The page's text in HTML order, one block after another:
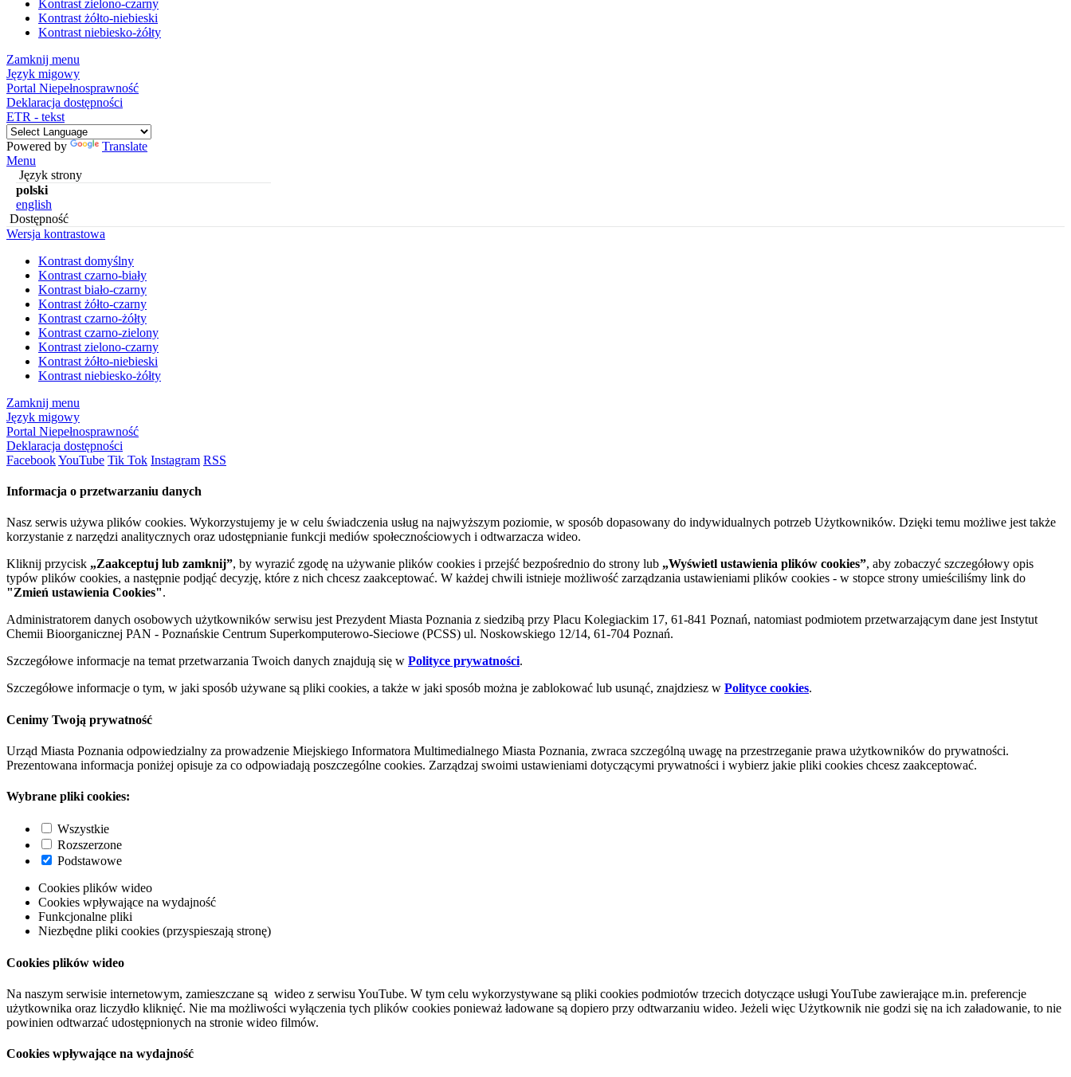
Kontrast zielono-czarny
Kontrast żółto-niebieski
Kontrast niebiesko-żółty
Zamknij menu
Język migowy
Portal Niepełnosprawność
Deklaracja dostępności
ETR - tekst
Powered by
Translate
Menu
Język strony
polski
english
Dostępność
Wersja kontrastowa
Kontrast domyślny
Kontrast czarno-biały
Kontrast biało-czarny
Kontrast żółto-czarny
Kontrast czarno-żółty
Kontrast czarno-zielony
Kontrast zielono-czarny
Kontrast żółto-niebieski
Kontrast niebiesko-żółty
Zamknij menu
Język migowy
Portal Niepełnosprawność
Deklaracja dostępności
FacebookYouTube Tik Tok Instagram RSS
Informacja o przetwarzaniu danych
Nasz serwis używa plików cookies. Wykorzystujemy je w celu świadczenia usług na najwyższym poziomie, w sposób dopasowany do indywidualnych potrzeb Użytkowników. Dzięki temu możliwe jest także
korzystanie z narzędzi analitycznych oraz udostępnianie funkcji mediów społecznościowych i odtwarzacza wideo.
Kliknij przycisk „Zaakceptuj lub zamknij”, by wyrazić zgodę na używanie plików cookies i przejść bezpośrednio do strony lub „Wyświetl ustawienia plików cookies”, aby zobaczyć szczegółowy opis
typów plików cookies, a następnie podjąć decyzję, które z nich chcesz zaakceptować. W każdej chwili istnieje możliwość zarządzania ustawieniami plików cookies - w stopce strony umieściliśmy link do
"Zmień ustawienia Cookies".
Administratorem danych osobowych użytkowników serwisu jest Prezydent Miasta Poznania z siedzibą przy Placu Kolegiackim 17, 61-841 Poznań, natomiast podmiotem przetwarzającym dane jest Instytut
Chemii Bioorganicznej PAN - Poznańskie Centrum Superkomputerowo-Sieciowe (PCSS) ul. Noskowskiego 12/14, 61-704 Poznań.
Szczegółowe informacje na temat przetwarzania Twoich danych znajdują się w Polityce prywatności.
Szczegółowe informacje o tym, w jaki sposób używane są pliki cookies, a także w jaki sposób można je zablokować lub usunąć, znajdziesz w Polityce cookies.
Cenimy Twoją prywatność
Urząd Miasta Poznania odpowiedzialny za prowadzenie Miejskiego Informatora Multimedialnego Miasta Poznania, zwraca szczególną uwagę na przestrzeganie prawa użytkowników do prywatności.
Prezentowana informacja poniżej opisuje za co odpowiadają poszczególne cookies. Zarządzaj swoimi ustawieniami dotyczącymi prywatności i wybierz jakie pliki cookies chcesz zaakceptować.
Wybrane pliki cookies:
Wszystkie
Rozszerzone
Podstawowe
Cookies plików wideo
Cookies wpływające na wydajność
Funkcjonalne pliki
Niezbędne pliki cookies (przyspieszają stronę)
Cookies plików wideo
Na naszym serwisie internetowym, zamieszczane są wideo z serwisu YouTube. W tym celu wykorzystywane są pliki cookies podmiotów trzecich dotyczące usługi YouTube zawierające m.in. preferencje
użytkownika oraz liczydło kliknięć. Nie ma możliwości wyłączenia tych plików cookies ponieważ ładowane są dopiero przy odtwarzaniu wideo. Jeżeli więc Użytkownik nie godzi się na ich załadowanie, to nie
powinien odtwarzać udostępnionych na stronie wideo filmów.
Cookies wpływające na wydajność